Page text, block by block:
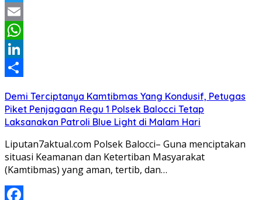
Twitter
Email
WhatsApp
LinkedIn
Demi Terciptanya Kamtibmas Yang Kondusif, Petugas
Piket Penjagaan Regu 1 Polsek Balocci Tetap
Laksanakan Patroli Blue Light di Malam Hari
Liputan7aktual.com Polsek Balocci– Guna menciptakan
situasi Keamanan dan Ketertiban Masyarakat
(Kamtibmas) yang aman, tertib, dan…